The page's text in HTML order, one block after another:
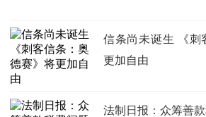
信条尚未诞生 《刺
更加自由
法制日报：众筹善